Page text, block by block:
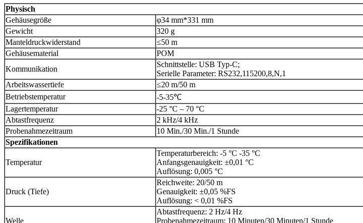
Physisch
Gehäusegröße
φ34 mm*331 mm
Gewicht
320 g
Manteldruckwiderstand
≤50 m
Gehäusematerial
POM
Kommunikation
Schnittstelle: USB Typ-C;
Serielle Parameter: RS232,115200,8,N,1
Arbeitswassertiefe
≤20 m/50 m
Betriebstemperatur
-5-35℃
Lagertemperatur
-25 °C – 70 °C
Abtastfrequenz
2 kHz/4 kHz
Probenahmezeitraum
10 Min./30 Min./1 Stunde
Spezifikationen
Temperatur
Temperaturbereich: -5 °C -35 °C
Anfangsgenauigkeit: ±0,01 °C
Auflösung: 0,005 °C
Druck (Tiefe)
Reichweite: 20/50 m
Genauigkeit: ±0,05 %FS
Auflösung: < 0,01 %FS
Welle
Abtastfrequenz: 2 Hz/4 Hz
Probenahmezeitraum: 10 Minuten/30 Minuten/1 Stunde